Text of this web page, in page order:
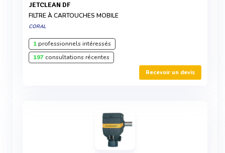
JETCLEAN DF
FILTRE À CARTOUCHES MOBILE
CORAL
1professionnels intéressés
197consultations récentes
Recevoir un devis